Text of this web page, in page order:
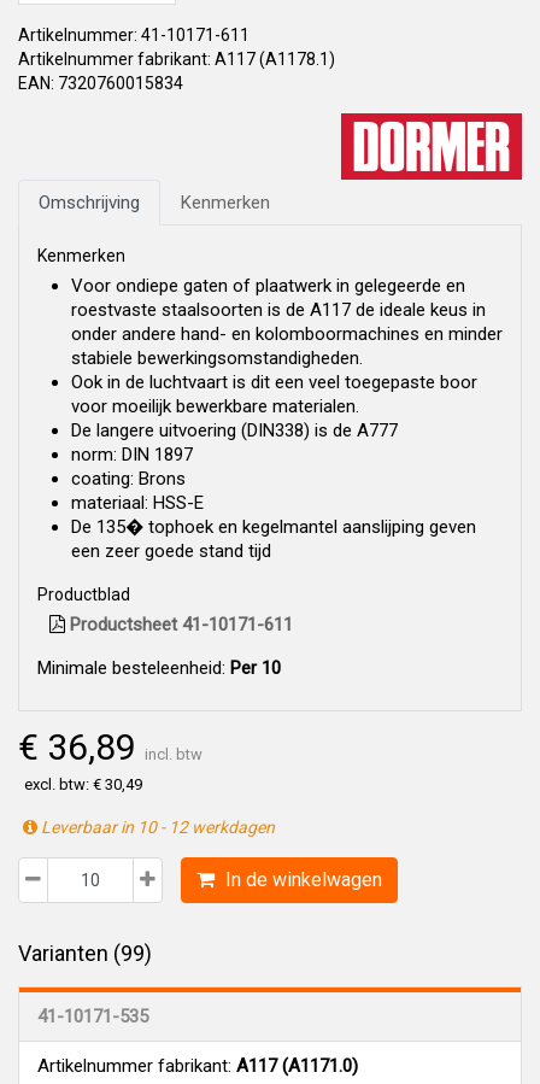
Artikelnummer: 41-10171-611
Artikelnummer fabrikant: A117 (A1178.1)
EAN: 7320760015834
Omschrijving Kenmerken
Kenmerken
Voor ondiepe gaten of plaatwerk in gelegeerde en
roestvaste staalsoorten is de A117 de ideale keus in
onder andere hand- en kolomboormachines en minder
stabiele bewerkingsomstandigheden.
Ook in de luchtvaart is dit een veel toegepaste boor
voor moeilijk bewerkbare materialen.
De langere uitvoering (DIN338) is de A777
norm: DIN 1897
coating: Brons
materiaal: HSS-E
De 135� tophoek en kegelmantel aanslijping geven
een zeer goede stand tijd
Productblad
Productsheet 41-10171-611
Minimale besteleenheid: Per 10
€ 36,89
incl. btw
excl. btw: € 30,49
Leverbaar in 10 - 12 werkdagen
In de winkelwagen
Varianten (99)
41-10171-535
Artikelnummer fabrikant: A117 (A1171.0)